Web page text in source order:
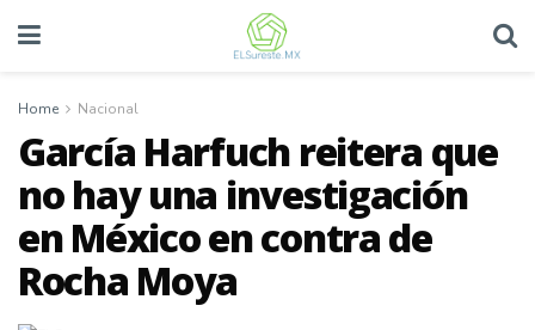
Home Nacional
García Harfuch reitera que
no hay una investigación
en México en contra de
Rocha Moya